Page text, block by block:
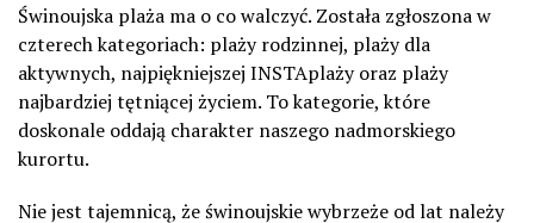
Świnoujska plaża ma o co walczyć. Została zgłoszona w
czterech kategoriach: plaży rodzinnej, plaży dla
aktywnych, najpiękniejszej INSTAplaży oraz plaży
najbardziej tętniącej życiem. To kategorie, które
doskonale oddają charakter naszego nadmorskiego
kurortu.
Nie jest tajemnicą, że świnoujskie wybrzeże od lat należy